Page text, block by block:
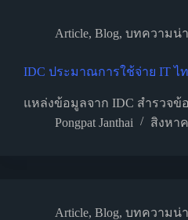
Article, Blog, บทความน่
IDC ประมาณการใช้จ่าย IT ไท
แหล่งข้อมูลจาก IDC สำรวจข้
Pongpat Janthai
สิงหา
Article, Blog, บทความน่